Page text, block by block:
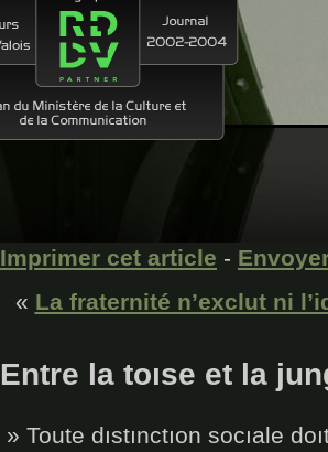
Imprimer cet article -
« La fraternité n’exclut ni
Entre la toıse et la
» Toute dıstınctıon socıale